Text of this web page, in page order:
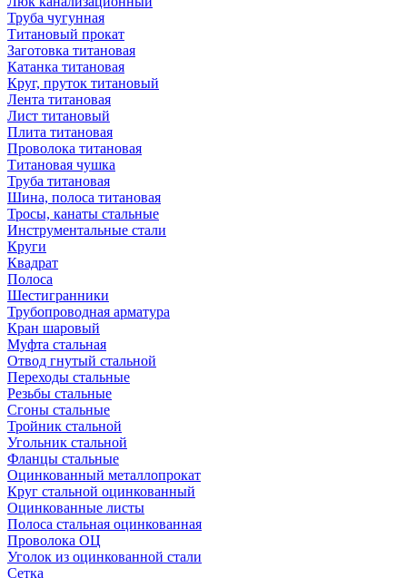
Труба чугунная
Титановый прокат
Заготовка титановая
Катанка титановая
Круг, пруток титановый
Лента титановая
Лист титановый
Плита титановая
Проволока титановая
Титановая чушка
Труба титановая
Шина, полоса титановая
Тросы, канаты стальные
Инструментальные стали
Круги
Квадрат
Полоса
Шестигранники
Трубопроводная арматура
Кран шаровый
Муфта стальная
Отвод гнутый стальной
Переходы стальные
Резьбы стальные
Сгоны стальные
Тройник стальной
Угольник стальной
Фланцы стальные
Оцинкованный металлопрокат
Круг стальной оцинкованный
Оцинкованные листы
Полоса стальная оцинкованная
Проволока ОЦ
Уголок из оцинкованной стали
Сетка